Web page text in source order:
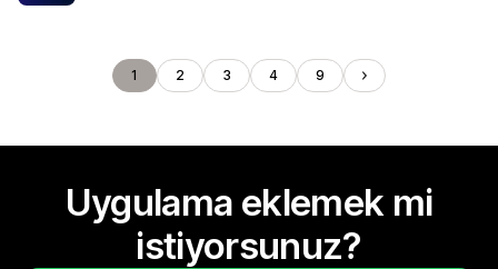
1 2 3 4 9
Uygulama eklemek mi
istiyorsunuz?